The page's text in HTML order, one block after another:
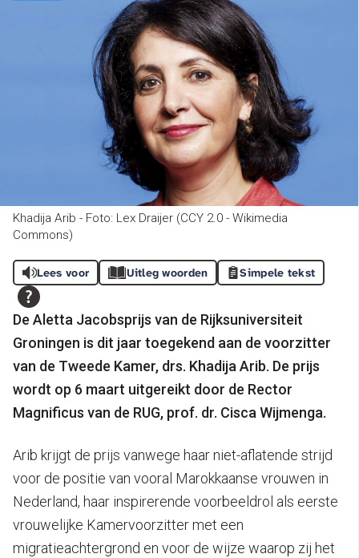
Khadija Arib - Foto: Lex Draijer (CCY 2.0 - Wikimedia
Commons)
Lees voor Uitleg woorden Simpele tekst
De Aletta Jacobsprijs van de Rijksuniversiteit
Groningen is dit jaar toegekend aan de voorzitter
van de Tweede Kamer, drs. Khadija Arib. De prijs
wordt op 6 maart uitgereikt door de Rector
Magnificus van de RUG, prof. dr. Cisca Wijmenga.
Arib krijgt de prijs vanwege haar niet-aflatende strijd
voor de positie van vooral Marokkaanse vrouwen in
Nederland, haar inspirerende voorbeeldrol als eerste
vrouwelijke Kamervoorzitter met een
migratieachtergrond en voor de wijze waarop zij het